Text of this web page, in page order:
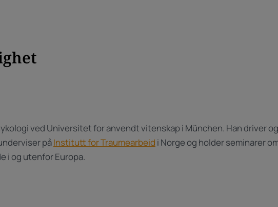
ved Universitet for anvendt vitenskap i München. Han driver
påInstitutt for Traumearbeid i Norge og holder seminarer
i og utenfor Europa.